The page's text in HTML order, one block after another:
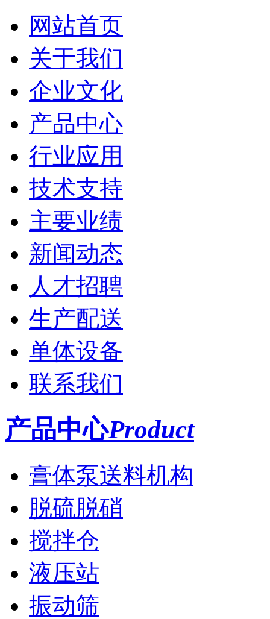
网站首页
关于我们
企业文化
产品中心
行业应用
技术支持
主要业绩
新闻动态
人才招聘
生产配送
单体设备
联系我们
产品中心Product
膏体泵送料机构
脱硫脱硝
搅拌仓
液压站
振动筛